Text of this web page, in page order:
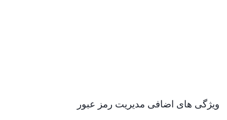
ویژگی های اضافی مدیریت رمز عبور